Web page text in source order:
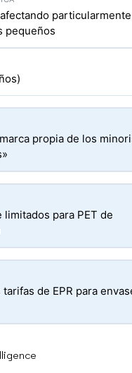
pequeños
propia de los
para PET de
de EPR para